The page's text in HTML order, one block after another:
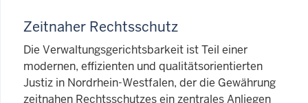
Zeitnaher Rechtsschutz
Die Verwaltungsgerichtsbarkeit ist Teil einer
modernen, effizienten und qualitätsorientierten
Justiz in Nordrhein-Westfalen, der die Gewährung
zeitnahen Rechtsschutzes ein zentrales Anliegen